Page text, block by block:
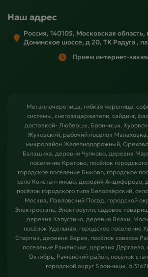
Наш адрес
Россия, 140105, Московская область,
Донинское шоссе, д 20, ТК Радуга ,
Прием интернет-
Металлочерепица, гибкая черепица,
системы, снегозадержатели, сайдинг,
доставкой- Люберцы, Бронницы,
Жуковский, рабочий посёлок
микрорайон Железнодорожный,
Балашиха, деревня Чулково, деревня
поселение Кратово, посёлок
городское поселение Быково, городское
село Константиново, деревня Анциферово,
посёлок городского типа Белоозёрский,
Москва, Павловский Посад, городской
Электросталь, Электроугли, садовое
деревня Капустино, деревня Вялки,
посёлок Удельная, городское поселение
Спартак, деревня Верея, посёлок совхоза
поселение Раменское, деревня
Октябрь, Раменский район, посёлок
городской округ Бронницы.